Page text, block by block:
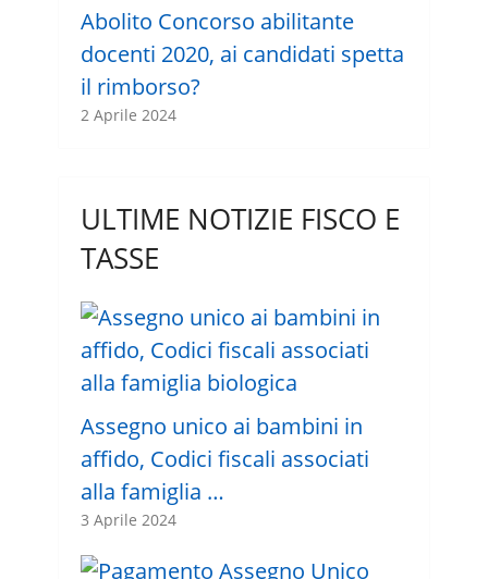
Abolito Concorso abilitante
docenti 2020, ai candidati spetta
il rimborso?
2 Aprile 2024
ULTIME NOTIZIE FISCO E
TASSE
Assegno unico ai bambini in
affido, Codici fiscali associati
alla famiglia …
3 Aprile 2024